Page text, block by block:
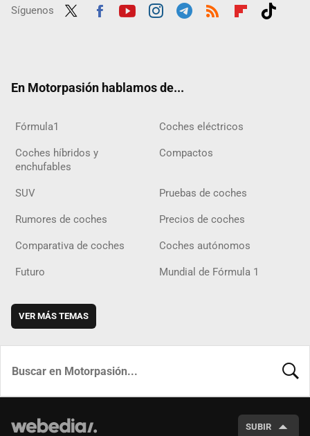
Síguenos
En Motorpasión hablamos de...
Fórmula1 Coches eléctricos
Coches híbridos y
enchufables
Compactos
SUV Pruebas de coches
Rumores de coches Precios de coches
Comparativa de coches Coches autónomos
Futuro Mundial de Fórmula 1
VER MÁS TEMAS
SUBIR